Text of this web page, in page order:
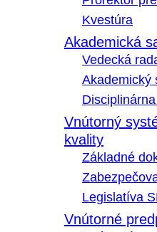
Kvestúra
Akademická
Vedecká
Akademický
Vnútorný
kvality
Základné
Legislatíva
Vnútorné